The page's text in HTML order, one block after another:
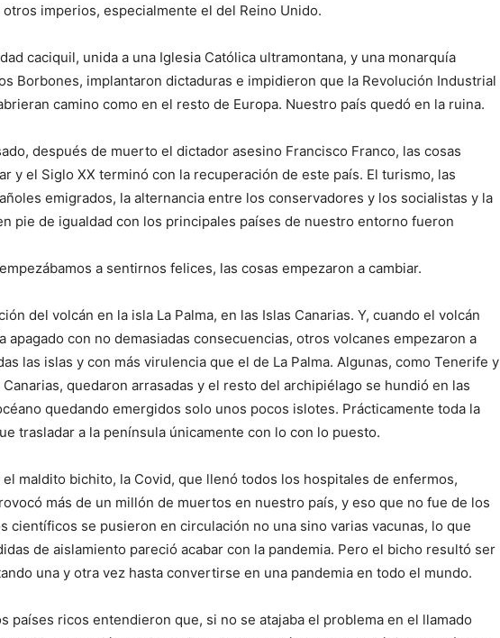
imperios, especialmente el del Reino Unido.
caciquil, unida a una Iglesia Católica ultramontana, y una monarquía
Borbones, implantaron dictaduras e impidieron que la Revolución Industrial
camino como en el resto de Europa. Nuestro país quedó en la ruina.
después de muerto el dictador asesino Francisco Franco, las cosas
y el Siglo XX terminó con la recuperación de este país. El turismo, las
emigrados, la alternancia entre los conservadores y los socialistas y la
pie de igualdad con los principales países de nuestro entorno fueron
a sentirnos felices, las cosas empezaron a cambiar.
del volcán en la isla La Palma, en las Islas Canarias. Y, cuando el volcán
apagado con no demasiadas consecuencias, otros volcanes empezaron a
las islas y con más virulencia que el de La Palma. Algunas, como Tenerife y
Canarias, quedaron arrasadas y el resto del archipiélago se hundió en las
quedando emergidos solo unos pocos islotes. Prácticamente toda la
trasladar a la península únicamente con lo con lo puesto.
maldito bichito, la Covid, que llenó todos los hospitales de enfermos,
más de un millón de muertos en nuestro país, y eso que no fue de los
científicos se pusieron en circulación no una sino varias vacunas, lo que
de aislamiento pareció acabar con la pandemia. Pero el bicho resultó ser
una y otra vez hasta convertirse en una pandemia en todo el mundo.
países ricos entendieron que, si no se atajaba el problema en el llamado